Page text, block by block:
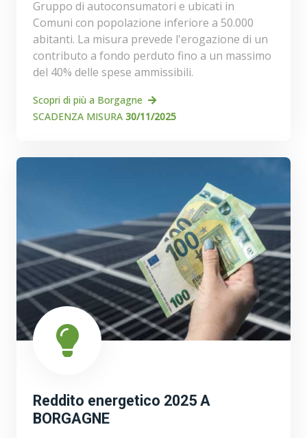
Gruppo di autoconsumatori e ubicati in
Comuni con popolazione inferiore a 50.000
abitanti. La misura prevede l'erogazione di un
contributo a fondo perduto fino a un massimo
del 40% delle spese ammissibili.
Scopri di più a Borgagne
SCADENZA MISURA 30/11/2025
Reddito energetico 2025 A
BORGAGNE